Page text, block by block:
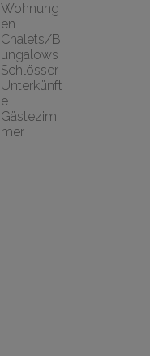
Wohnung
en
Chalets/B
ungalows
Schlösser
Unterkünft
e
Gästezim
mer